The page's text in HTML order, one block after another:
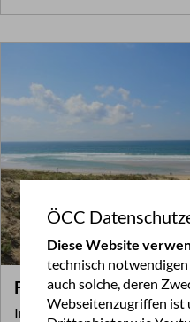
FKK in Frankreich:
Im Südwesten Frankreichs,
ÖCC
Diese Website
technisch
auch solche, deren
Webseitenzugriffen ist